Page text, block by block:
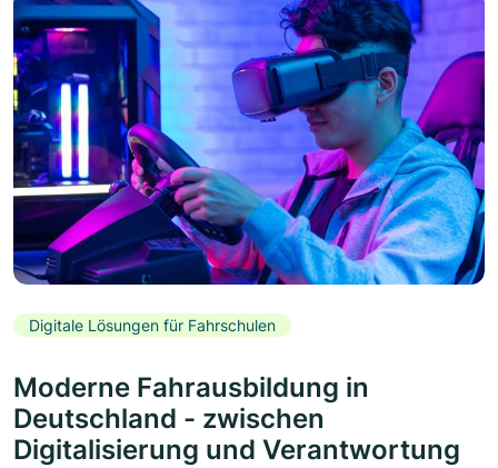
Digitale Lösungen für Fahrschulen
Moderne Fahrausbildung in
Deutschland - zwischen
Digitalisierung und Verantwortung